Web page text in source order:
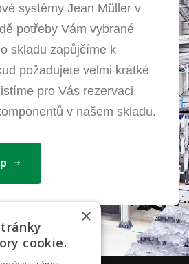
systémy Jean Müller v
potřeby Vám vybrané
skladu zapůjčíme k
požadujete velmi krátké
pro Vás rezervaci
v našem skladu.
×
cookie.